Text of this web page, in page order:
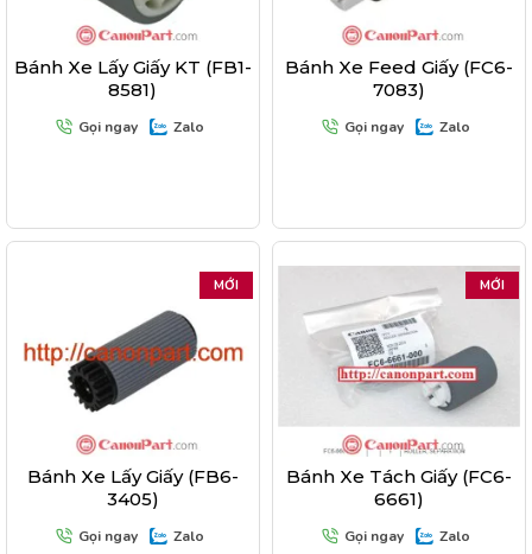
Bánh Xe Lấy Giấy KT (FB1-
8581)
Gọi ngay Zalo
Bánh Xe Feed Giấy (FC6-
7083)
Gọi ngay Zalo
MỚI
Bánh Xe Lấy Giấy (FB6-
3405)
Gọi ngay Zalo
MỚI
Bánh Xe Tách Giấy (FC6-
6661)
Gọi ngay Zalo